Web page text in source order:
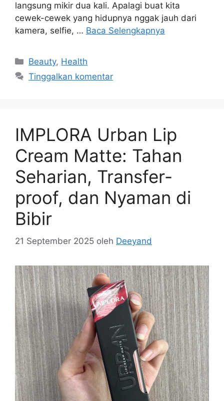
langsung mikir dua kali. Apalagi buat kita
cewek-cewek yang hidupnya nggak jauh dari
kamera, selfie, … Baca Selengkapnya
Kategori
Beauty, Health
Tinggalkan komentar
IMPLORA Urban Lip
Cream Matte: Tahan
Seharian, Transfer-
proof, dan Nyaman di
Bibir
21 September 2025 oleh Deeyand